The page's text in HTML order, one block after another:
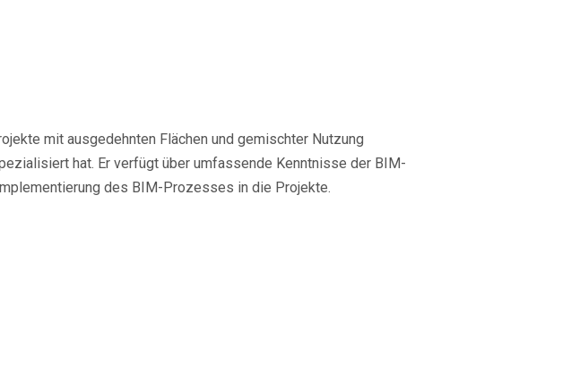
mit ausgedehnten Flächen und gemischter Nutzung
hat. Er verfügt über umfassende Kenntnisse der BIM-
des BIM-Prozesses in die Projekte.